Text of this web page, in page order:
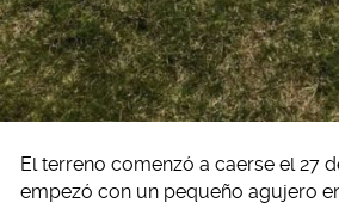
El terreno comenzó a caerse el 27
empezó con un pequeño agujero